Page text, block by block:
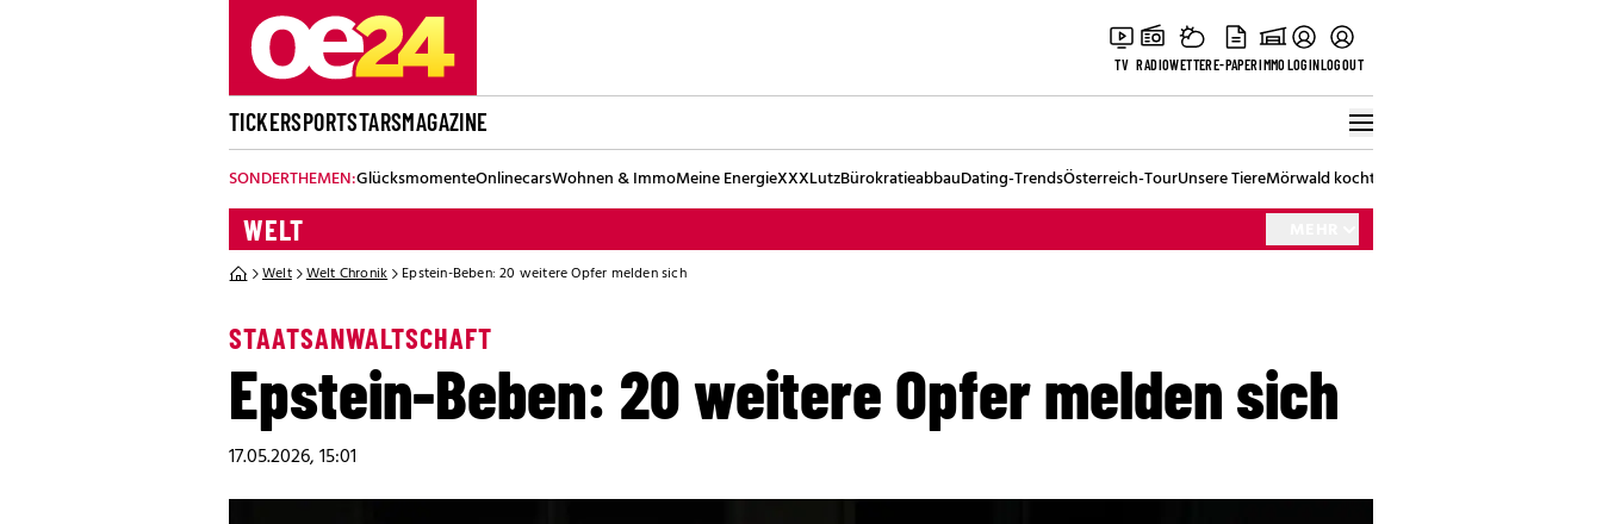
TV RADIOWETTERE-PAPERIMMOLOGINLOGOUT
TICKERSPORTSTARSMAGAZINE
SONDERTHEMEN:GlücksmomenteOnlinecarsWohnen & ImmoMeine EnergieXXXLutzBürokratieabbauDating-TrendsÖsterreich-TourUnsere TiereMörwald kocht
WELT
Welt Welt Chronik Epstein-Beben: 20 weitere Opfer melden sich
STAATSANWALTSCHAFT
Epstein-Beben: 20 weitere Opfer melden sich
17.05.2026, 15:01